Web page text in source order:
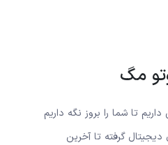
مگ
تا شما را بروز نگه داریم
دیجیتال گرفته تا آخرین